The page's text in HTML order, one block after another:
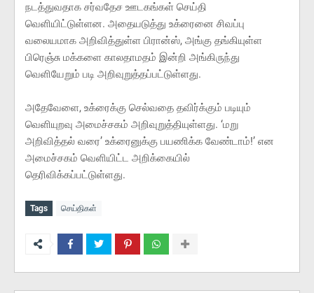
நடத்துவதாக சர்வதேச ஊடகங்கள் செய்தி
வெளியிட்டுள்ளன. அதையடுத்து உக்ரைனை சிவப்பு
வலையமாக அறிவித்துள்ள பிரான்ஸ், அங்கு தங்கியுள்ள
பிரெஞ்சு மக்களை காலதாமதம் இன்றி அங்கிருந்து
வெளியேறும் படி அறிவுறுத்தப்பட்டுள்ளது.
அதேவேளை, உக்ரைக்கு செல்வதை தவிர்க்கும் படியும்
வெளியுறவு அமைச்சகம் அறிவுறுத்தியுள்ளது. ‘மறு
அறிவித்தல் வரை’ உக்ரைனுக்கு பயணிக்க வேண்டாம்!’ என
அமைச்சகம் வெளியிட்ட அறிக்கையில்
தெரிவிக்கப்பட்டுள்ளது.
Tags செய்திகள்